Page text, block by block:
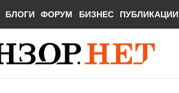
БЛОГИ ФОРУМ БИЗНЕС ПУБЛИКАЦИИ